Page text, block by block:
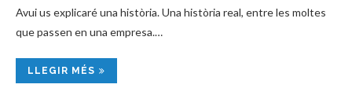
Avui us explicaré una història. Una història real, entre les moltes
que passen en una empresa.…
LLEGIR MÉS